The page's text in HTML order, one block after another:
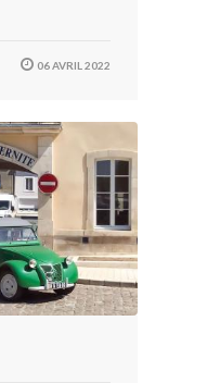
06 AVRIL 2022